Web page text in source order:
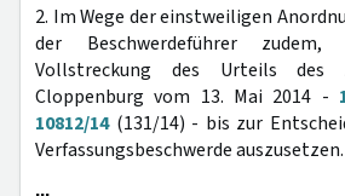
2. Im Wege der einstweiligen
der Beschwerdeführer
Vollstreckung des Urteils des
Cloppenburg vom 13. Mai 2014 -
10812/14(131/14) - bis zur
Verfassungsbeschwerde auszusetzen.